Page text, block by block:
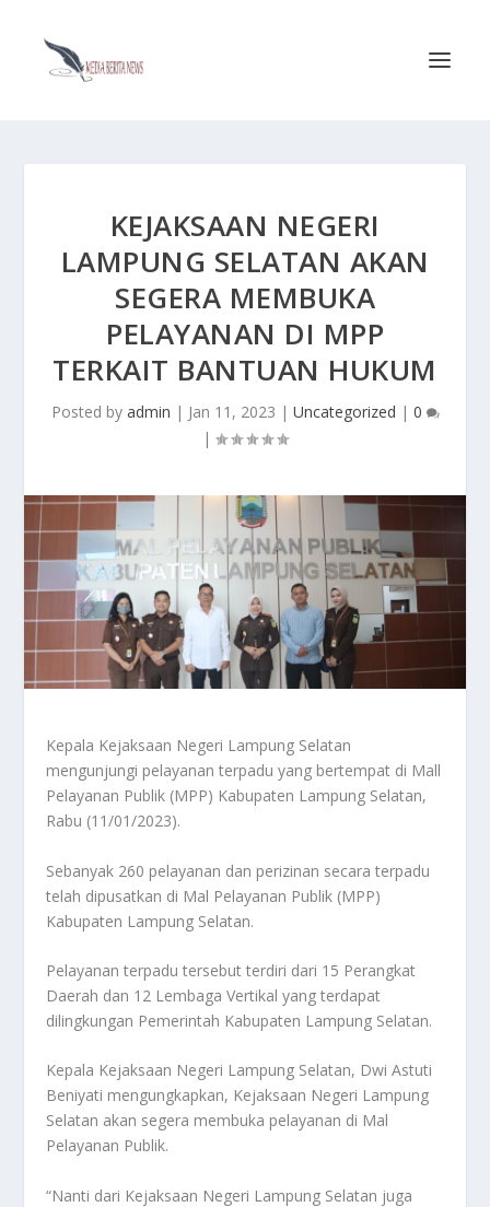
KEJAKSAAN NEGERI
LAMPUNG SELATAN AKAN
SEGERA MEMBUKA
PELAYANAN DI MPP
TERKAIT BANTUAN HUKUM
Posted by admin | Jan 11, 2023 | Uncategorized | 0
|
Kepala Kejaksaan Negeri Lampung Selatan
mengunjungi pelayanan terpadu yang bertempat di Mall
Pelayanan Publik (MPP) Kabupaten Lampung Selatan,
Rabu (11/01/2023).
Sebanyak 260 pelayanan dan perizinan secara terpadu
telah dipusatkan di Mal Pelayanan Publik (MPP)
Kabupaten Lampung Selatan.
Pelayanan terpadu tersebut terdiri dari 15 Perangkat
Daerah dan 12 Lembaga Vertikal yang terdapat
dilingkungan Pemerintah Kabupaten Lampung Selatan.
Kepala Kejaksaan Negeri Lampung Selatan, Dwi Astuti
Beniyati mengungkapkan, Kejaksaan Negeri Lampung
Selatan akan segera membuka pelayanan di Mal
Pelayanan Publik.
“Nanti dari Kejaksaan Negeri Lampung Selatan juga